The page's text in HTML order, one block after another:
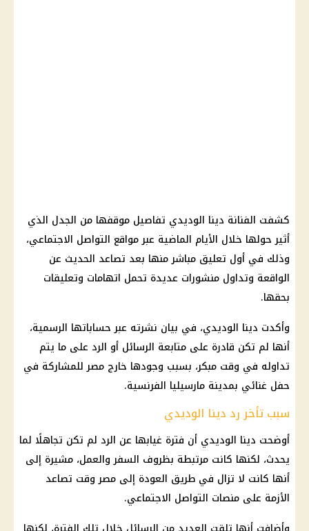
كشفت الفنانة دينا الوديدي تفاصيل موقفها من الجدل الذي
أثير حولها خلال الأيام الماضية عبرمواقع التواصل الاجتماعي،
وذلك في أول تعليق مباشر منها بعد تصاعد الحديث عن
الواقعة وتداول منشورات عديدة تحمل اتهامات وتعليقات
بحقها.
وأكدت دينا الوديدي، في بيان نشرته عبر حساباتها الرسمية،
أنها لم تكن قادرة على متابعة الرسائل أو الرد على ما يتم
تداوله في وقت مبكر، بسبب وجودها خارج مصر للمشاركة في
حفل غنائي بمدينة مارسيليا الفرنسية.
سبب تأخر رد دينا الوديدي
أوضحت دينا الوديدي أن فترة غيابها عن الرد لم تكن تجاهلًا لما
يحدث، لكنها كانت مرتبطة بظروف السفر والعمل، مشيرة إلى
أنها كانت لا تزال في طريق العودة إلى مصر وقت تصاعد
الأزمة على منصات التواصل الاجتماعي.